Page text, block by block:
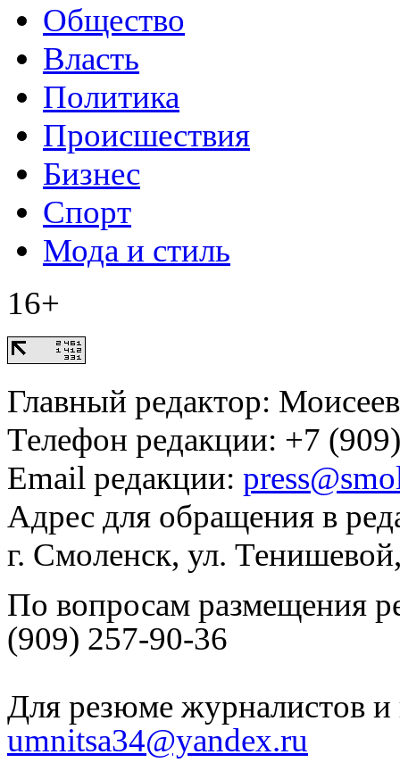
Общество
Власть
Политика
Происшествия
Бизнес
Спорт
Мода и стиль
16+
Главный редактор:
Телефон редакции: +7
Email редакции:
Адрес для обращения в
г. Смоленск, ул.
По вопросам размещения
(909) 257-90-36
Для резюме журналистов и
umnitsa34@yandex.ru